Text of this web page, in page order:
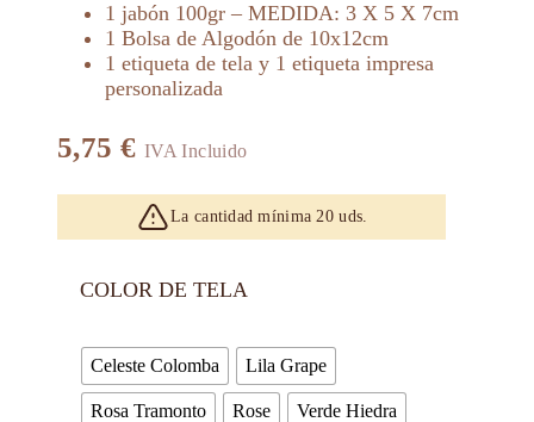
1 jabón 100gr – MEDIDA: 3 X 5 X 7cm
1 Bolsa de Algodón de 10x12cm
1 etiqueta de tela y 1 etiqueta impresa
personalizada
5,75 € IVA Incluido
La cantidad mínima 20 uds.
COLOR DE TELA
Celeste Colomba Lila Grape
Rosa Tramonto Rose Verde Hiedra